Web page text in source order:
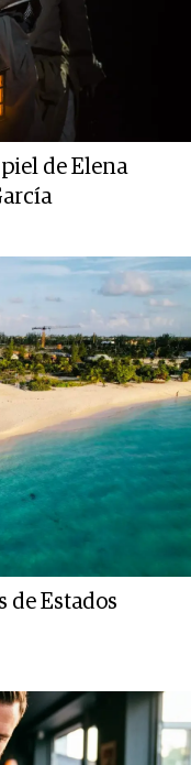
de Elena
de Estados